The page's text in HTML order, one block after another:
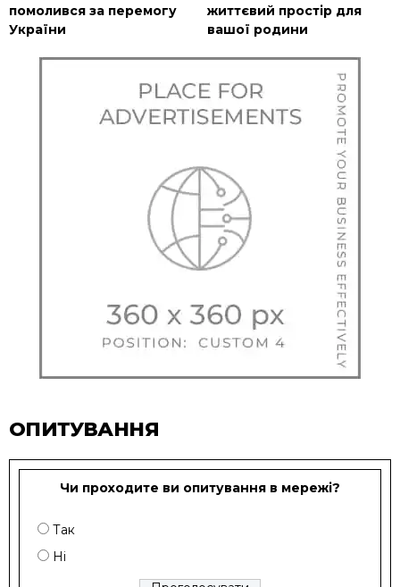
помолився за перемогу
України
життєвий простір для
вашої родини
ОПИТУВАННЯ
Чи проходите ви опитування в мережі?
Так
Ні